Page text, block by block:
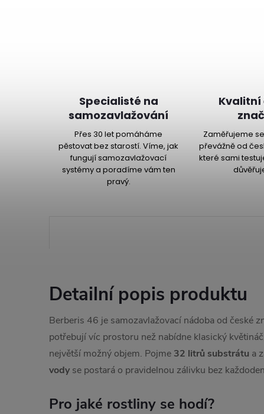
Specialisté na
samozavlažování
Přes 30 let pomáháme
pěstovat bez starostí. Víme, jak
fungují samozavlažovací
systémy a poradíme vám ten
pravý.
Kvalitní
Zaměřujeme
převážně od
které sami
Detailní popis produktu
Berberis 46 je samozavlažovací nádoba od české
potřebují víc prostoru než nabídne klasický
největší možný objem. Pojme 32 litrů substrátu a
vody se postará o pravidelnou zálivku bez
Pro jaké rostliny se hodí?